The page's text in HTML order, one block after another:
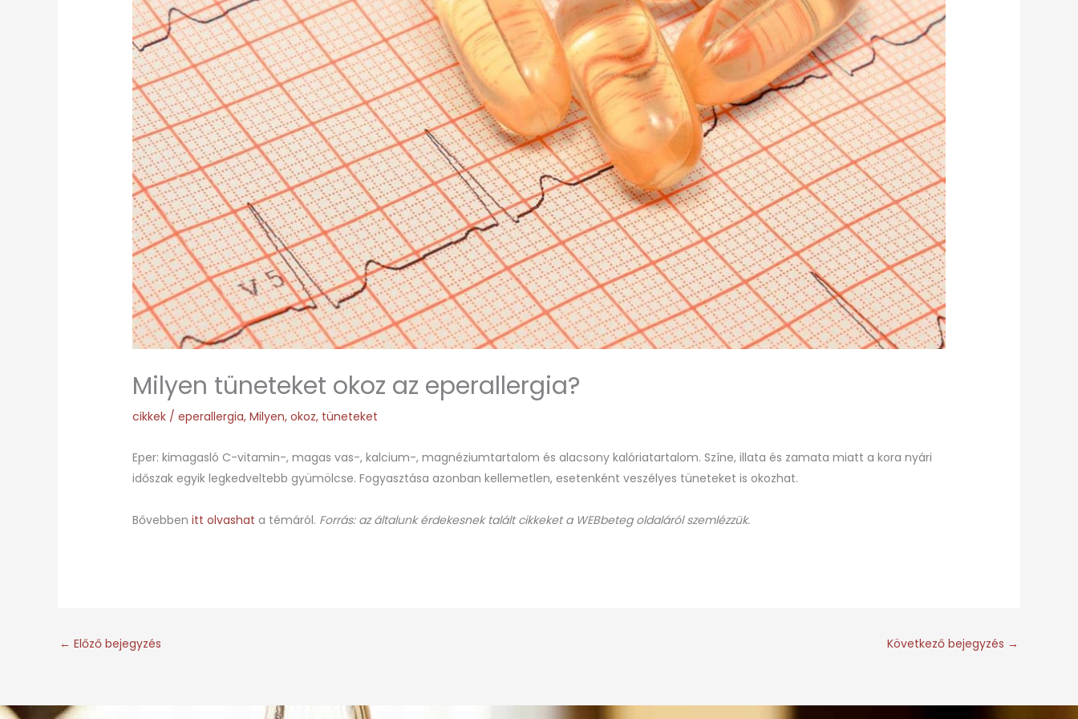
Milyen tüneteket okoz az eperallergia?
cikkek /eperallergia,Milyen,okoz, tüneteket
Eper: kimagasló C-vitamin-, magas vas-, kalcium-, magnéziumtartalom és alacsony kalóriatartalom. Színe, illata és zamata miatt a kora nyári
időszak egyik legkedveltebb gyümölcse. Fogyasztása azonban kellemetlen, esetenként veszélyes tüneteket is okozhat.
Bővebbenitt olvashata témáról. Forrás: az általunk érdekesnek talált cikkeket a WEBbeteg oldaláról szemlézzük.
← Előző bejegyzés Következő bejegyzés →